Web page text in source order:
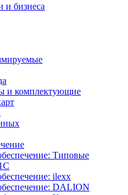
и бизнеса
и комплектующие
Типовые
ilexx
DALION